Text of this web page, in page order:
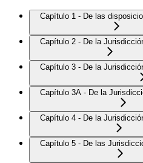
Capítulo 1 - De las
Capítulo 2 - De la
Capítulo 3 - De la
Capítulo 3A - De la
Capítulo 4 - De la
Capítulo 5 - De las